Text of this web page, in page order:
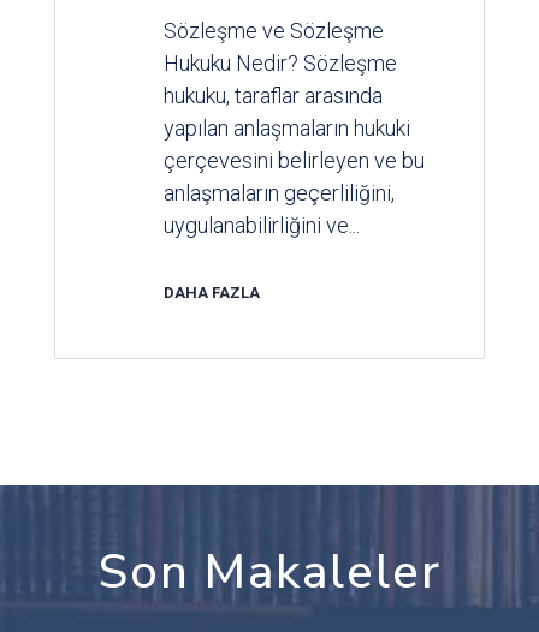
Sözleşme ve Sözleşme
Hukuku Nedir? Sözleşme
hukuku, taraflar arasında
yapılan anlaşmaların hukuki
çerçevesini belirleyen ve bu
anlaşmaların geçerliliğini,
uygulanabilirliğini ve...
DAHA FAZLA
Son Makaleler